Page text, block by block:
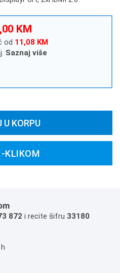
KM
od 11,08 KM
Saznaj više
U KORPU
KLIKOM
872 i recite šifru 33180